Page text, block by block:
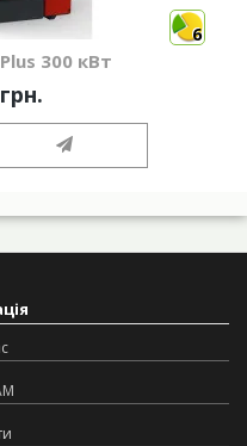
6
300 кВт